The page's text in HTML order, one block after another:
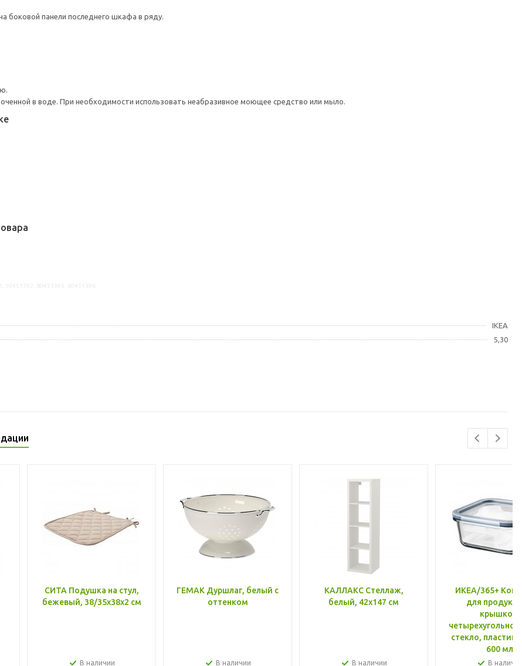
боковой панели последнего шкафа в ряду.
в воде. При необходимости использовать неабразивное моющее средство или мыло.
IKEA
5,30
СИТА Подушка на стул,
бежевый, 38/35x38x2 см
В наличии
ГЕМАК Дуршлаг, белый с
оттенком
В наличии
КАЛЛАКС Стеллаж,
белый, 42x147 см
В наличии
ИКЕА/365+
для
крышкой,
стекло, пластик
600 мл
В